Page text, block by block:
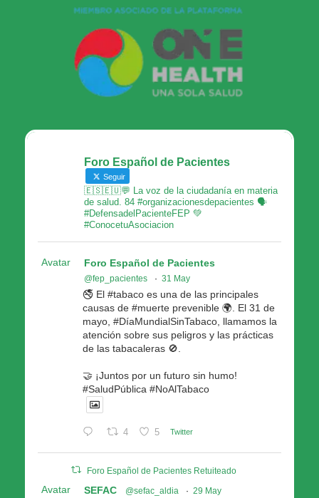
Foro Español de Pacientes
Seguir
🇪🇸🇪🇺💬 La voz de la ciudadanía en materia
de salud. 84 #organizacionesdepacientes 🗣
#DefensadelPacienteFEP 💚
#ConocetuAsociacion
Avatar Foro Español de Pacientes
@fep_pacientes · 31 May
🚭 El #tabaco es una de las principales
causas de #muerte prevenible 🌍. El 31 de
mayo, #DíaMundialSinTabaco, llamamos la
atención sobre sus peligros y las prácticas
de las tabacaleras 🚫.
🤝 ¡Juntos por un futuro sin humo!
#SaludPública #NoAlTabaco
4 5 Twitter
Foro Español de Pacientes Retuiteado
Avatar SEFAC @sefac_aldia · 29 May